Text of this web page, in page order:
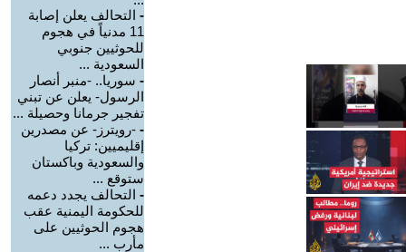
- التحالف يعلن إصابة
11 مدنياً في هجوم
للحوثيين جنوبي
السعودية ...
- سوريا.. -منبر أنصار
الرسول- يعلن عن تبني
تفجير جرمانا وحصيلة ...
- -رويترز- عن مصدرين
إقليميين: تركيا
والسعودية وباكستان
ستوقع ...
- التحالف يجدد دعمه
للحكومة اليمنية عقب
هجوم الحوثيين على
مأرب ...